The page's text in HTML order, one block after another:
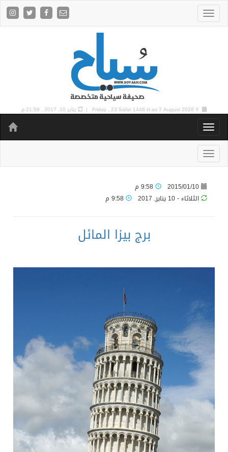
Friday , 23 Safar 1448 H as7 August 2026 Y | يناير 10, 2017 , 21:58 م
2015/01/10
الثلاثاء - 10 يناير, 2017
برج بيزا المائل